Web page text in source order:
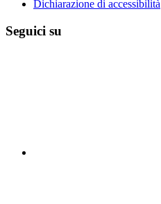
Dichiarazione di accessibilità
Seguici su